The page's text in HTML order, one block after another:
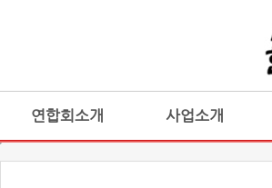
연합회소개 사업소개